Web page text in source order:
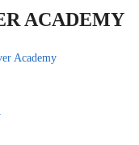
ACADEMY
Academy